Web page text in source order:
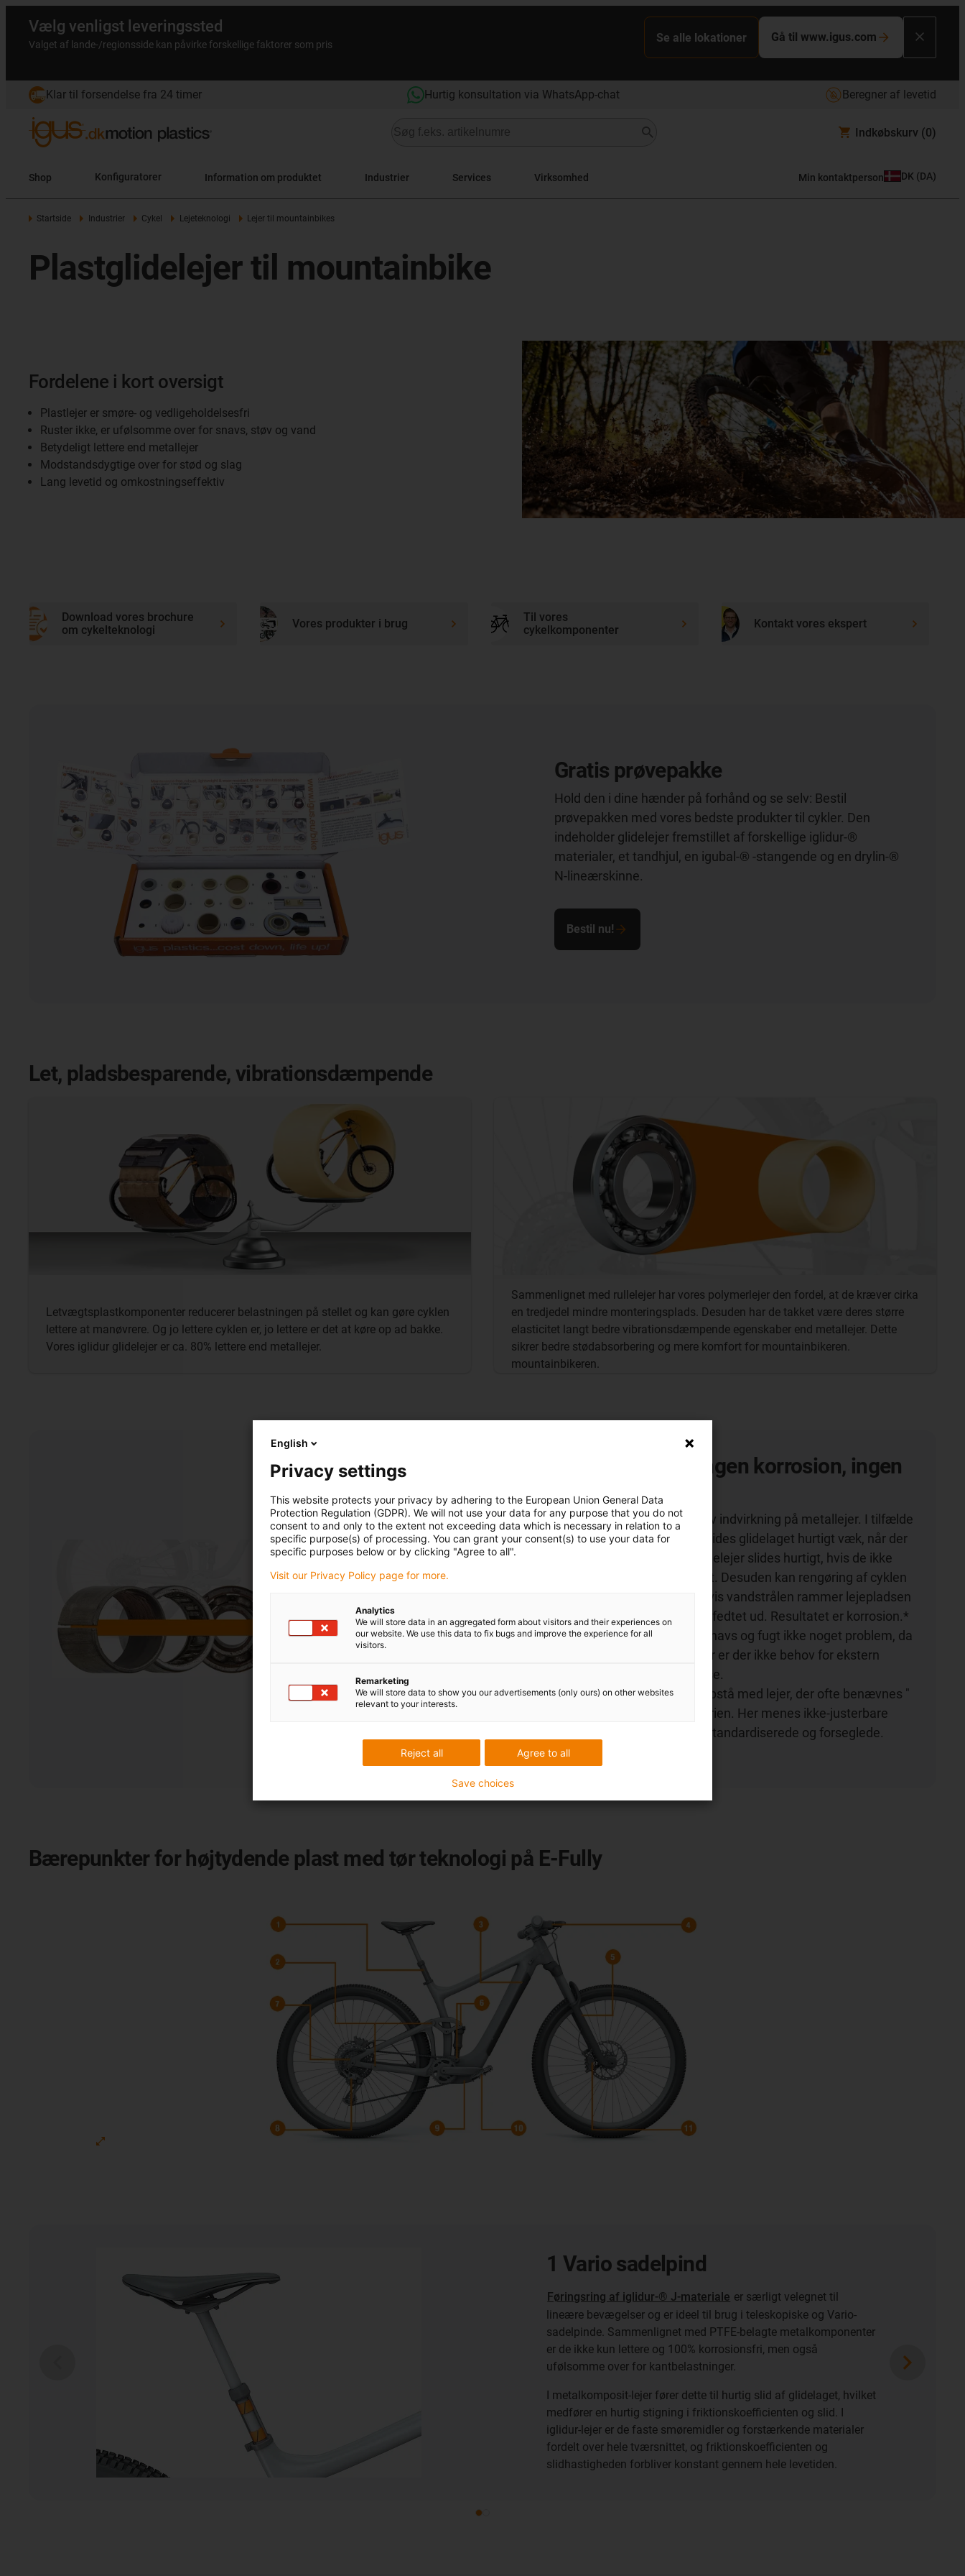
Vælg venligst leveringssted
Valget af lande-/regionsside kan påvirke forskellige faktorer som pris
Se alle lokationer Gå til www.igus.com
Klar til forsendelse fra 24 timer Hurtig konsultation via WhatsApp-chat Beregner af levetid
Indkøbskurv (0)
Shop Konfiguratorer Information om produktet Industrier Services Virksomhed Min kontaktperson DK (DA)
Startside Industrier Cykel Lejeteknologi Lejer til mountainbikes
Plastglidelejer til mountainbike
Fordelene i kort oversigt
Plastlejer er smøre- og vedligeholdelsesfri
Ruster ikke, er ufølsomme over for snavs, støv og vand
Betydeligt lettere end metallejer
Modstandsdygtige over for stød og slag
Lang levetid og omkostningseffektiv
Download vores brochure
om cykelteknologi
Vores produkter i brug
Til vores
cykelkomponenter
Kontakt vores ekspert
Gratis prøvepakke
Hold den i dine hænder på forhånd og se selv: Bestil
prøvepakken med vores bedste produkter til cykler. Den
indeholder glidelejer fremstillet af forskellige iglidur-®
materialer, et tandhjul, en igubal-® -stangende og en drylin-®
N-lineærskinne.
Bestil nu!
Let, pladsbesparende, vibrationsdæmpende
Letvægtsplastkomponenter reducerer belastningen på stellet og kan gøre cyklen
lettere at manøvrere. Og jo lettere cyklen er, jo lettere er det at køre op ad bakke.
Vores iglidur glidelejer er ca. 80% lettere end metallejer.
Sammenlignet med rullelejer har vores polymerlejer den fordel, at de kræver cirka
en tredjedel mindre monteringsplads. Desuden har de takket være deres større
elasticitet langt bedre vibrationsdæmpende egenskaber end metallejer. Dette
sikrer bedre stødabsorbering og mere komfort for mountainbikeren.
mountainbikeren.
Ingen smøring, ingen korrosion, ingen
vedligeholdelse
Snavs og fugt har en negativ indvirkning på metallejer. I tilfælde
af PTFE-belagte glidelejer slides glidelaget hurtigt væk, når der
trænger snavs ind. Metalrullelejer slides hurtigt, hvis de ikke
vedligeholdes regelmæssigt. Desuden kan rengøring af cyklen
være et problem for dem, hvis vandstrålen rammer lejepladsen
med for stort tryk og skyller fedtet ud. Resultatet er korrosion.*
For iglidur glidelejer udgør snavs og fugt ikke noget problem, da
der ikke er smøremidler. Her er der ikke behov for ekstern
smøring eller vedligeholdelse.
* Dette problem kan også opstå med lejer, der ofte benævnes "
"" industrilejer" i cykelindustrien. Her menes ikke-justerbare
metalliske rullelejer, der er standardiserede og forseglede.
Bærepunkter for højtydende plast med tør teknologi på E-Fully
1 Vario sadelpind
Føringsring af iglidur-® J-materiale er særligt velegnet til
lineære bevægelser og er ideel til brug i teleskopiske og Vario-
sadelpinde. Sammenlignet med PTFE-belagte metalkomponenter
er de ikke kun lettere og 100% korrosionsfri, men også
ufølsomme over for kantbelastninger.
I metalkomposit-lejer fører dette til hurtig slid af glidelaget, hvilket
medfører en hurtig stigning i friktionskoefficienten og slid. I
iglidur-lejer er de faste smøremidler og forstærkende materialer
fordelt over hele tværsnittet, og friktionskoefficienten og
slidhastigheden forbliver konstant gennem hele levetiden.
English
Privacy settings
This website protects your privacy by adhering to the European Union General Data
Protection Regulation (GDPR). We will not use your data for any purpose that you do not
consent to and only to the extent not exceeding data which is necessary in relation to a
specific purpose(s) of processing. You can grant your consent(s) to use your data for
specific purposes below or by clicking "Agree to all".
Visit our Privacy Policy page for more.
Analytics
We will store data in an aggregated form about visitors and their experiences on
our website. We use this data to fix bugs and improve the experience for all
visitors.
Remarketing
We will store data to show you our advertisements (only ours) on other websites
relevant to your interests.
Agree to all
Reject all
Save choices